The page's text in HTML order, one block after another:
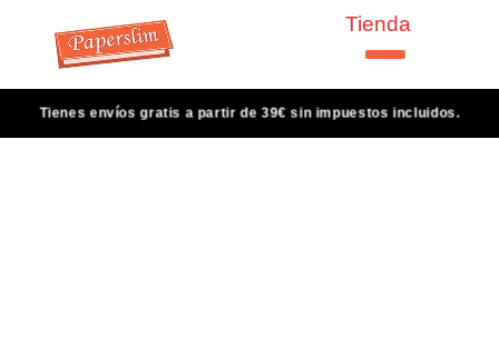
Tienda
Tienes envíos gratis a partir de 39€ sin impuestos incluidos.